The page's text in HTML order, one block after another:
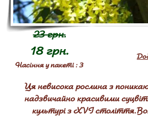
23 грн.
18 грн.
Насіння у пакеті : 3
Ця невисока рослина з
надзвичайно красивими
культурі з XVI століття.